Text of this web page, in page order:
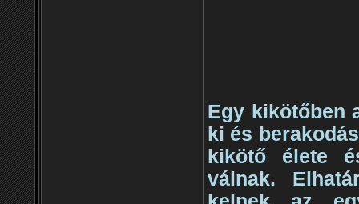
Egy kikötőben
ki és
kikötő élete
válnak.